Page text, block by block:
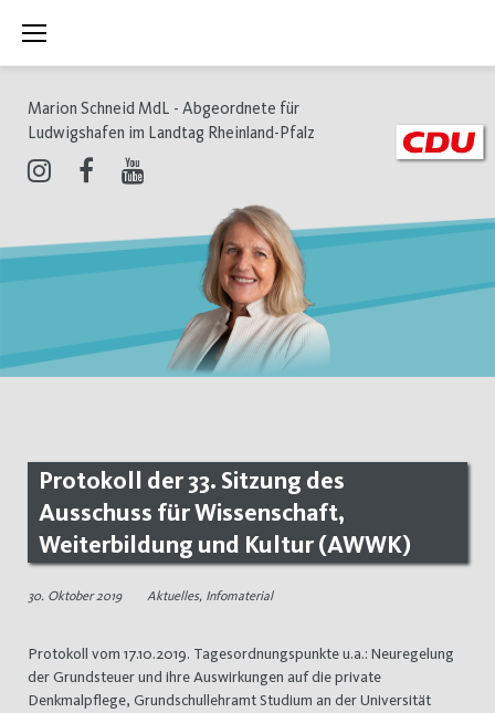
Inhalt
Marion Schneid MdL - Abgeordnete für
Ludwigshafen im Landtag Rheinland-Pfalz
Protokoll der 33. Sitzung des
Ausschuss für Wissenschaft,
Weiterbildung und Kultur (AWWK)
30. Oktober 2019 Aktuelles, Infomaterial
Protokoll vom 17.10.2019. Tagesordnungspunkte u.a.: Neuregelung
der Grundsteuer und ihre Auswirkungen auf die private
Denkmalpflege, Grundschullehramt Studium an der Universität